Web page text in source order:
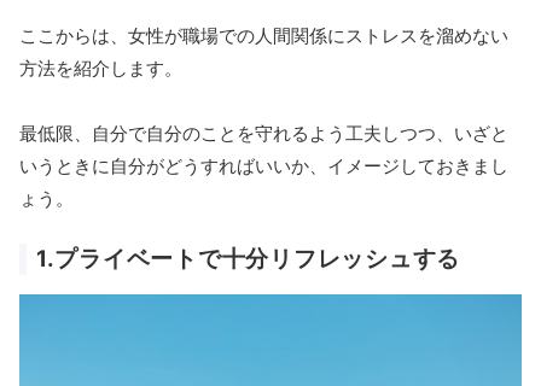
ここからは、女性が職場での人間関係にストレスを溜めない
方法を紹介します。
最低限、自分で自分のことを守れるよう工夫しつつ、いざと
いうときに自分がどうすればいいか、イメージしておきまし
ょう。
1.プライベートで十分リフレッシュする